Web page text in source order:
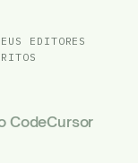
EDITORES
CodeCursor